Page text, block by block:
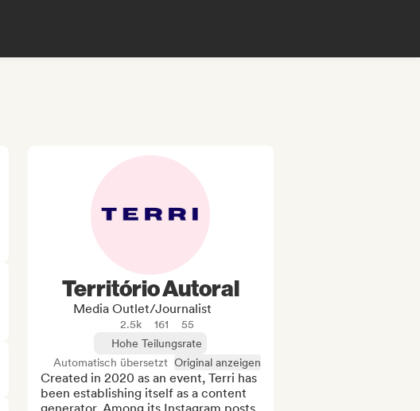
Território Autoral
Media Outlet/Journalist
2.5k 161
55
Hohe Teilungsrate
Automatisch übersetzt Original anzeigen
Created in 2020 as an event, Terri has
been establishing itself as a content